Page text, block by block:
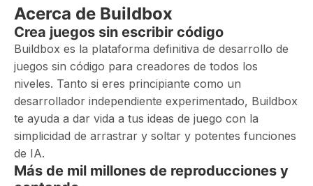
Acerca de Buildbox
Crea juegos sin escribir código
Buildbox es la plataforma definitiva de desarrollo de
juegos sin código para creadores de todos los
niveles. Tanto si eres principiante como un
desarrollador independiente experimentado, Buildbox
te ayuda a dar vida a tus ideas de juego con la
simplicidad de arrastrar y soltar y potentes funciones
de IA.
Más de mil millones de reproducciones y